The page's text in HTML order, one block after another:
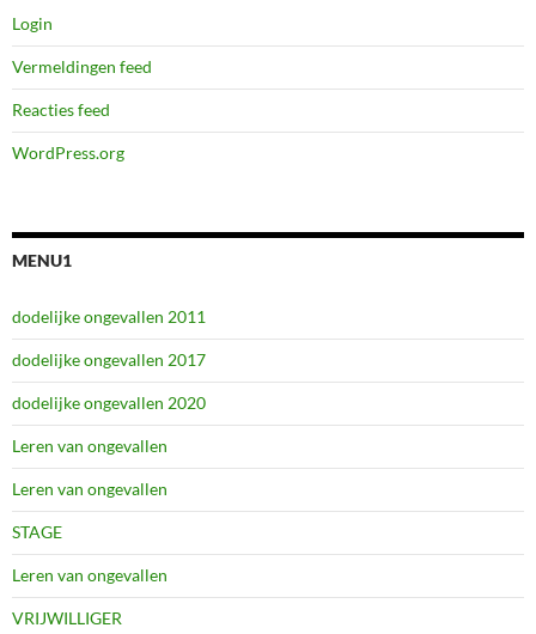
Login
Vermeldingen feed
Reacties feed
WordPress.org
MENU1
dodelijke ongevallen 2011
dodelijke ongevallen 2017
dodelijke ongevallen 2020
Leren van ongevallen
Leren van ongevallen
STAGE
Leren van ongevallen
VRIJWILLIGER